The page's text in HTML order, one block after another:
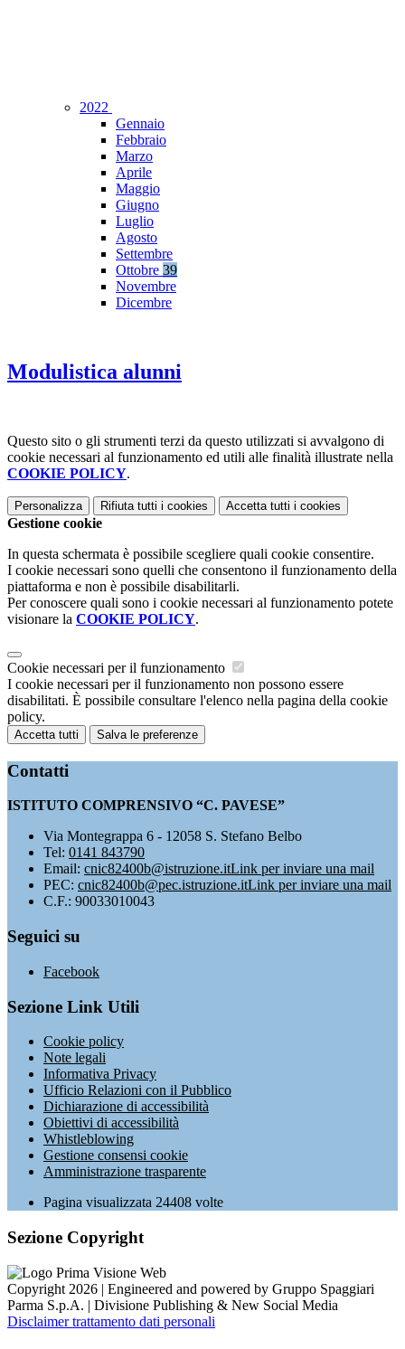
2022
Gennaio
Febbraio
Marzo
Aprile
Maggio
Giugno
Luglio
Agosto
Settembre
Ottobre 39
Novembre
Dicembre
Modulistica alunni
Questo sito o gli strumenti terzi da questo utilizzati si avvalgono di
cookie necessari al funzionamento ed utili alle finalità illustrate nella
COOKIE POLICY.
Personalizza Rifiuta tutti i cookies Accetta tutti i cookies
Gestione cookie
In questa schermata è possibile scegliere quali cookie consentire.
I cookie necessari sono quelli che consentono il funzionamento della
piattaforma e non è possibile disabilitarli.
Per conoscere quali sono i cookie necessari al funzionamento potete
visionare la COOKIE POLICY.
Cookie necessari per il funzionamento
I cookie necessari per il funzionamento non possono essere
disabilitati. È possibile consultare l'elenco nella pagina della cookie
policy.
Accetta tutti Salva le preferenze
Contatti
ISTITUTO COMPRENSIVO “C. PAVESE”
Via Montegrappa 6 - 12058 S. Stefano Belbo
Tel: 0141 843790
Email: cnic82400b@istruzione.itLink per inviare una mail
PEC: cnic82400b@pec.istruzione.itLink per inviare una mail
C.F.: 90033010043
Seguici su
Facebook
Sezione Link Utili
Cookie policy
Note legali
Informativa Privacy
Ufficio Relazioni con il Pubblico
Dichiarazione di accessibilità
Obiettivi di accessibilità
Whistleblowing
Gestione consensi cookie
Amministrazione trasparente
Pagina visualizzata 24408 volte
Sezione Copyright
Copyright 2026 | Engineered and powered by Gruppo Spaggiari
Parma S.p.A. | Divisione Publishing & New Social Media
Disclaimer trattamento dati personali